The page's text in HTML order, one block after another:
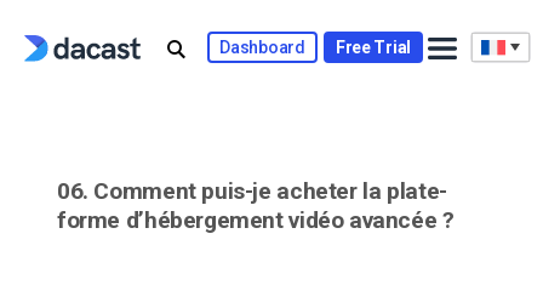
Dashboard Free Trial
06. Comment puis-je acheter la plate-
forme d’hébergement vidéo avancée ?